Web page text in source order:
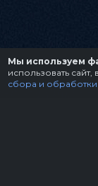
Мы используем
использовать сайт,
сбора и обработки